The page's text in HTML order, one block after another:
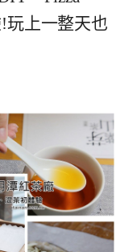
玩上一整天也